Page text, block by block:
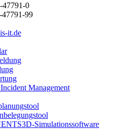
47791-0
99
it.de
Management
3D-Simulationssoftware